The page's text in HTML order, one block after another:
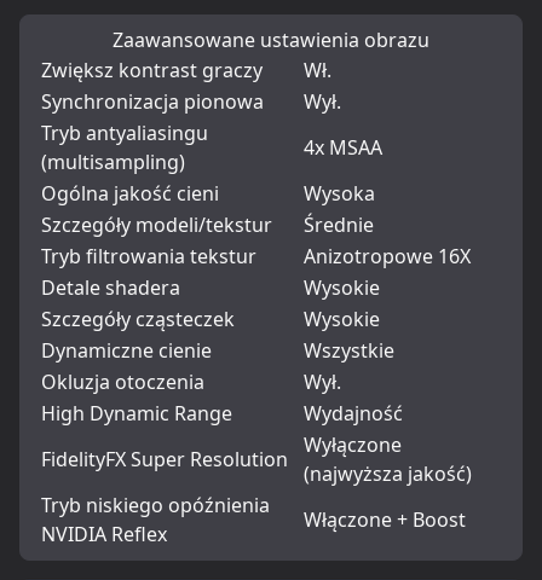
Zaawansowane ustawienia obrazu
Zwiększ kontrast graczy
Wł.
Synchronizacja pionowa
Wył.
Tryb antyaliasingu
(multisampling)
4x MSAA
Ogólna jakość cieni
Wysoka
Szczegóły modeli/tekstur
Średnie
Tryb filtrowania tekstur
Anizotropowe 16X
Detale shadera
Wysokie
Szczegóły cząsteczek
Wysokie
Dynamiczne cienie
Wszystkie
Okluzja otoczenia
Wył.
High Dynamic Range
Wydajność
FidelityFX Super Resolution
Wyłączone
(najwyższa jakość)
Tryb niskiego opóźnienia
NVIDIA Reflex
Włączone + Boost